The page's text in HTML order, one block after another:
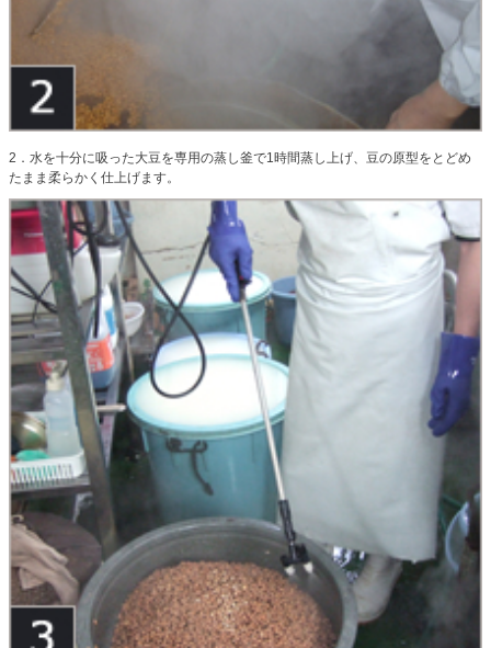
2．水を十分に吸った大豆を専用の蒸し釜で1時間蒸し上げ、豆の原型をとどめ
たまま柔らかく仕上げます。